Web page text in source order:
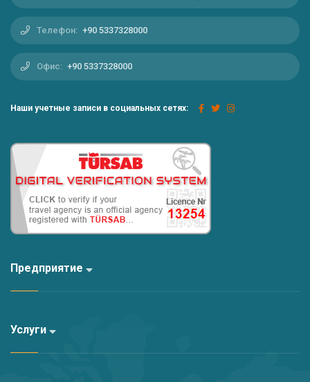
Телефон: +90 5337328000
Офис: +90 5337328000
Наши учетные записи в социальных сетях:
Предприятие
Услуги